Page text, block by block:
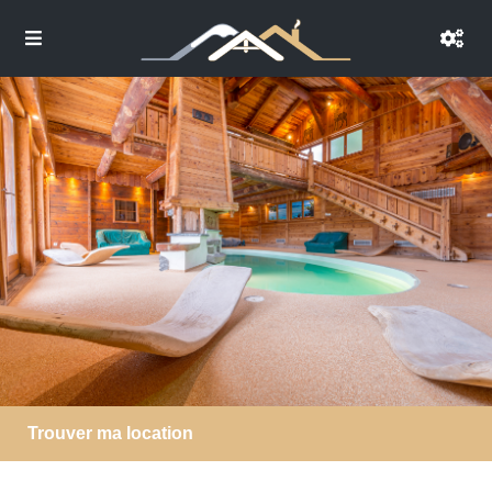
Trouver ma location